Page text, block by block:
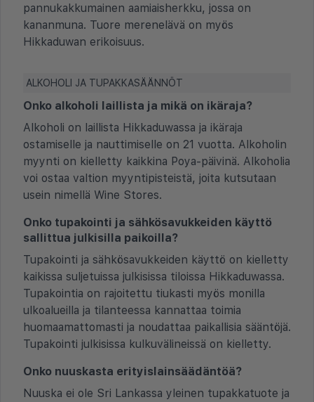
pannukakkumainen aamiaisherkku, jossa on
kananmuna. Tuore merenelävä on myös
Hikkaduwan erikoisuus.
ALKOHOLI JA TUPAKKASÄÄNNÖT
Onko alkoholi laillista ja mikä on ikäraja?
Alkoholi on laillista Hikkaduwassa ja ikäraja
ostamiselle ja nauttimiselle on 21 vuotta. Alkoholin
myynti on kielletty kaikkina Poya-päivinä. Alkoholia
voi ostaa valtion myyntipisteistä, joita kutsutaan
usein nimellä Wine Stores.
Onko tupakointi ja sähkösavukkeiden käyttö
sallittua julkisilla paikoilla?
Tupakointi ja sähkösavukkeiden käyttö on kielletty
kaikissa suljetuissa julkisissa tiloissa Hikkaduwassa.
Tupakointia on rajoitettu tiukasti myös monilla
ulkoalueilla ja tilanteessa kannattaa toimia
huomaamattomasti ja noudattaa paikallisia sääntöjä.
Tupakointi julkisissa kulkuvälineissä on kielletty.
Onko nuuskasta erityislainsäädäntöä?
Nuuska ei ole Sri Lankassa yleinen tupakkatuote ja